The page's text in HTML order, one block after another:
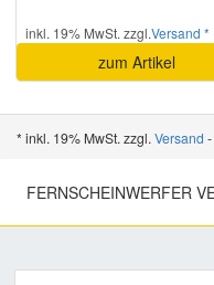
inkl. 19% MwSt. zzgl.Versand *
zum Artikel
* inkl. 19% MwSt. zzgl. Versand
FERNSCHEINWERFER